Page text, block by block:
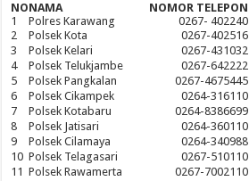
NONAMA
NOMOR TELEPON
1
Polres Karawang
0267- 402240
2
Polsek Kota
0267-402516
3
Polsek Kelari
0267-431032
4
Polsek Telukjambe
0267-642222
5
Polsek Pangkalan
0267-4675445
6
Polsek Cikampek
0264-316110
7
Polsek Kotabaru
0264-8386699
8
Polsek Jatisari
0264-360110
9
Polsek Cilamaya
0264-340988
10 Polsek Telagasari
0267-510110
11 Polsek Rawamerta
0267-7002110